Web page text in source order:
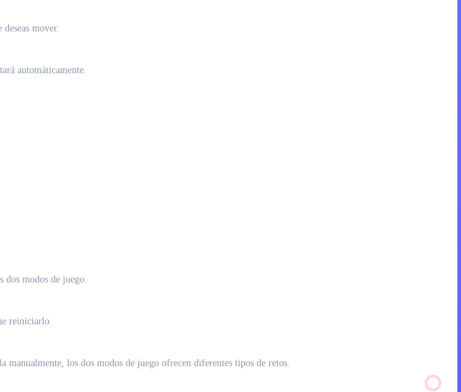
mover.
automáticamente.
dos modos de juego.
reiniciarlo.
los dos modos de juego ofrecen diferentes tipos de retos.